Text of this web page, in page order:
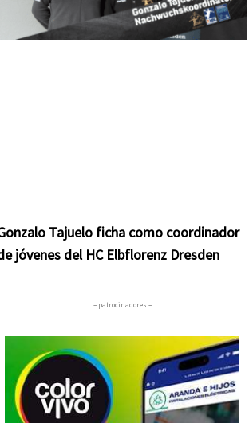
Tajuelo ficha como coordinador
jóvenes del HC Elbflorenz Dresden
– patrocinadores –